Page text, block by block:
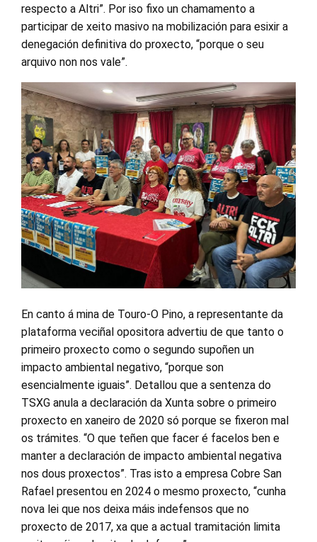
respecto a Altri”. Por iso fixo un chamamento a
participar de xeito masivo na mobilización para esixir a
denegación definitiva do proxecto, “porque o seu
arquivo non nos vale”.
En canto á mina de Touro-O Pino, a representante da
plataforma veciñal opositora advertiu de que tanto o
primeiro proxecto como o segundo supoñen un
impacto ambiental negativo, “porque son
esencialmente iguais”. Detallou que a sentenza do
TSXG anula a declaración da Xunta sobre o primeiro
proxecto en xaneiro de 2020 só porque se fixeron mal
os trámites. “O que teñen que facer é facelos ben e
manter a declaración de impacto ambiental negativa
nos dous proxectos”. Tras isto a empresa Cobre San
Rafael presentou en 2024 o mesmo proxecto, “cunha
nova lei que nos deixa máis indefensos que no
proxecto de 2017, xa que a actual tramitación limita